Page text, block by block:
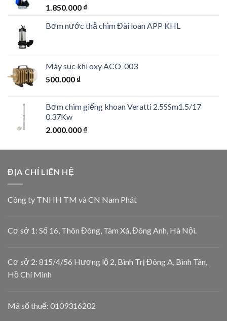
1.850.000 ₫
Bơm nước thả chìm Đài loan APP KHL
Máy sục khí oxy ACO-003
500.000 ₫
Bơm chìm giếng khoan Veratti 2.5SSm1.5/17
0.37Kw
2.000.000 ₫
ĐỊA CHỈ LIÊN HỆ
Công ty TNHH TM và CN Nam Phát
Cơ sở 1: Số 16, Thôn Đông, Tàm Xá, Đông Anh, Hà Nội.
Cơ sở 2: 815/4/56 Hương lộ 2, Bình Trị Đông A, Bình Tân,
Hồ Chí Minh
Mã số thuế: 0109316202